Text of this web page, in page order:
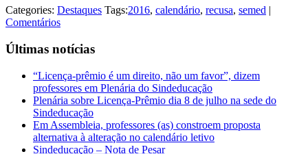
Categories: Destaques Tags:2016, calendário, recusa, semed
Comentários
Últimas notícias
“Licença-prêmio é um direito, não um favor”, dizem
professores em Plenária do Sindeducação
Plenária sobre Licença-Prêmio dia 8 de julho na sede do
Sindeducação
Em Assembleia, professores (as) constroem proposta
alternativa à alteração no calendário letivo
Sindeducação – Nota de Pesar